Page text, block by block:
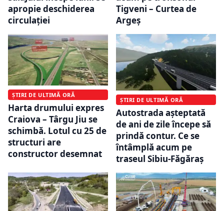
apropie deschiderea
circulației
Tigveni – Curtea de
Argeș
ȘTIRI DE ULTIMĂ ORĂ
Harta drumului expres
Craiova – Târgu Jiu se
schimbă. Lotul cu 25 de
structuri are
constructor desemnat
ȘTIRI DE ULTIMĂ ORĂ
Autostrada așteptată
de ani de zile începe să
prindă contur. Ce se
întâmplă acum pe
traseul Sibiu-Făgăraș